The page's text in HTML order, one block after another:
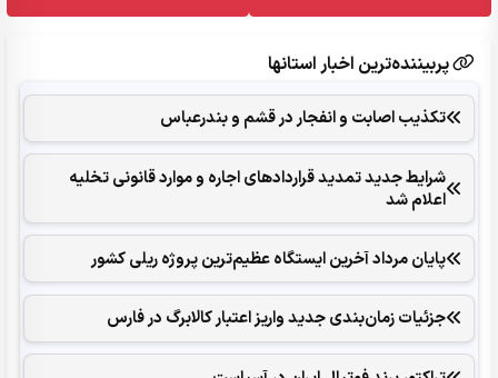
پربیننده‌ترین اخبار استانها
تکذیب اصابت و انفجار در قشم و بندرعباس
شرایط جدید تمدید قراردادهای اجاره و موارد قانونی تخلیه
اعلام شد
پایان مرداد آخرین ایستگاه عظیم‌ترین پروژه ریلی کشور
جزئیات زمان‌بندی جدید واریز اعتبار کالابرگ در فارس